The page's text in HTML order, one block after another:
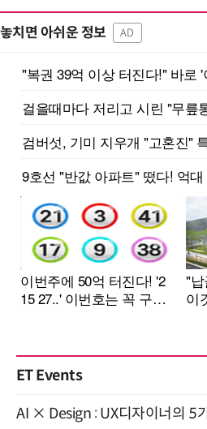
놓치면 아쉬운 정보 AD
ET Events